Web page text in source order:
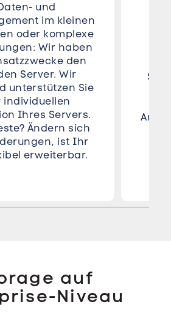
und
im kleinen
oder komplexe
Wir haben
den
Server. Wir
unterstützen Sie
individuellen
Ihres Servers.
Ändern sich
ist Ihr
erweiterbar.
auf
Niveau